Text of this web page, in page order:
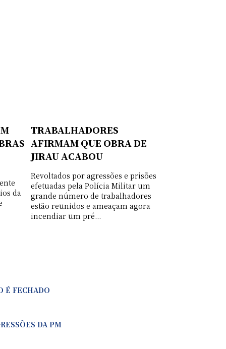
da
TRABALHADORES
AFIRMAM QUE OBRA DE
JIRAU ACABOU
Revoltados por agressões e prisões
efetuadas pela Polícia Militar um
grande número de trabalhadores
estão reunidos e ameaçam agora
incendiar um pré...
É FECHADO
DA PM